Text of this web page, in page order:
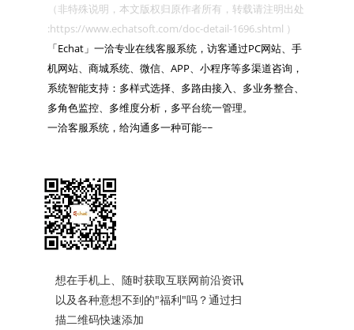
（非特殊说明，本文版权归原作者所有，转载请注明出处
:https://www.echatsoft.com/doc-detail-1696.shtml ）
「Echat」一洽专业在线客服系统，访客通过PC网站、手
机网站、商城系统、微信、APP、小程序等多渠道咨询，
系统智能支持：多样式选择、多路由接入、多业务整合、
多角色监控、多维度分析，多平台统一管理。
一洽客服系统，给沟通多一种可能~~
想在手机上、随时获取互联网前沿资讯
以及各种意想不到的"福利"吗？通过扫
描二维码快速添加